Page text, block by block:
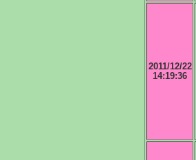
2011/12/22
14:19:36